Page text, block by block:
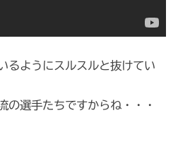
るようにスルスルと抜けてい
の選手たちですからね・・・